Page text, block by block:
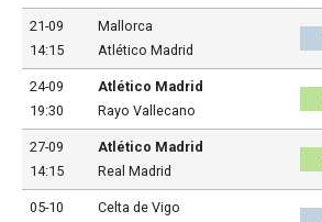
21-09
14:15
Mallorca
Atlético Madrid
24-09
19:30
Atlético Madrid
Rayo Vallecano
27-09
14:15
Atlético Madrid
Real Madrid
05-10
Celta de Vigo